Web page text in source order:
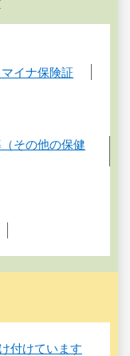
イナ保険証
その他の保健
付けています